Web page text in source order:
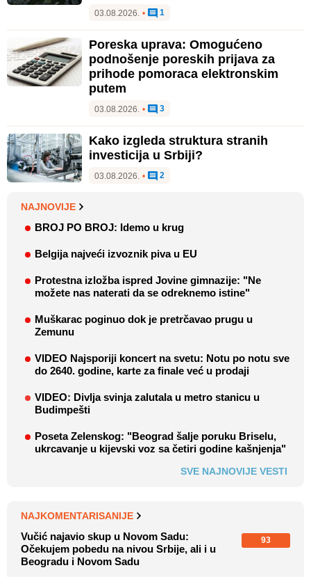
03.08.2026. • 1
Poreska uprava: Omogućeno
podnošenje poreskih prijava za
prihode pomoraca elektronskim
putem
03.08.2026. • 3
Kako izgleda struktura stranih
investicija u Srbiji?
03.08.2026. • 2
NAJNOVIJE
BROJ PO BROJ: Idemo u krug
Belgija najveći izvoznik piva u EU
Protestna izložba ispred Jovine gimnazije: "Ne
možete nas naterati da se odreknemo istine"
Muškarac poginuo dok je pretrčavao prugu u
Zemunu
VIDEO Najsporiji koncert na svetu: Notu po notu sve
do 2640. godine, karte za finale već u prodaji
VIDEO: Divlja svinja zalutala u metro stanicu u
Budimpešti
Poseta Zelenskog: "Beograd šalje poruku Briselu,
ukrcavanje u kijevski voz sa četiri godine kašnjenja"
SVE NAJNOVIJE VESTI
NAJKOMENTARISANIJE
Vučić najavio skup u Novom Sadu:
Očekujem pobedu na nivou Srbije, ali i u
Beogradu i Novom Sadu
93